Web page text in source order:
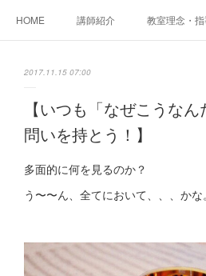
HOME 講師紹介 教室理念・
ご相談・体験レッスンお申し込み
アクセス
2017.11.15 07:00
【いつも「なぜこうな
問いを持とう！】
多面的に何を見るのか？
う〜〜ん、全てにおいて、、、かな。